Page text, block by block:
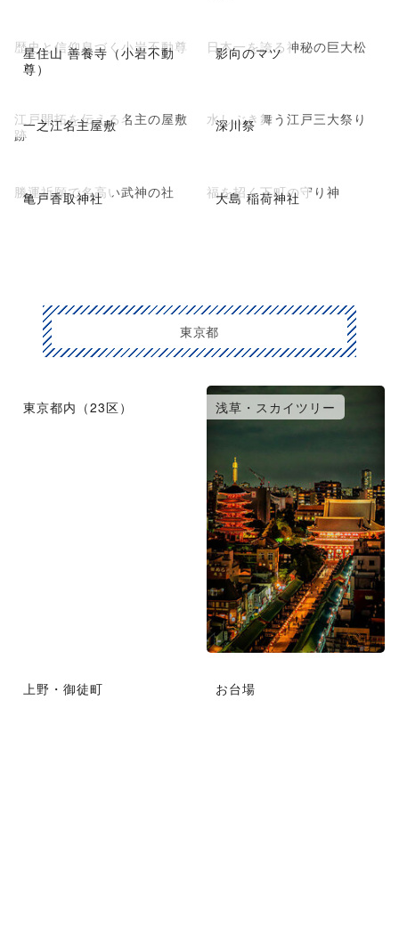
星住山 善養寺（小岩不動
尊）
歴史と信仰息づく小岩不動尊 影向のマツ
日本一を誇る神秘の巨大松
一之江名主屋敷
江戸開拓を伝える名主の屋敷
跡
深川祭
水しぶき舞う江戸三大祭り
亀戸香取神社
勝運祈願で名高い武神の社 大島 稲荷神社
福を招く下町の守り神
東京都
東京都内（23区） 浅草・スカイツリー
上野・御徒町 お台場